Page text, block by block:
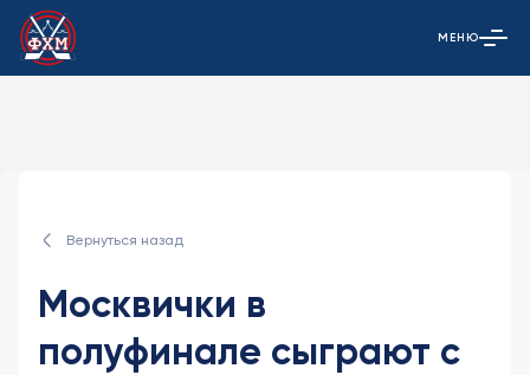
Открыть
МЕНЮ
Вернуться назад
Москвички в
полуфинале сыграют с